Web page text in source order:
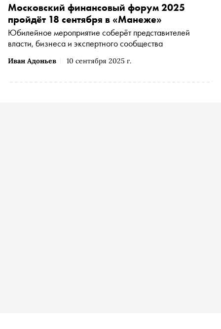
Иван Адоньев 10 сентября 2025 г.
Московский финансовый форум 2025
пройдёт 18 сентября в «Манеже»
Юбилейное мероприятие соберёт представителей
власти, бизнеса и экспертного сообщества